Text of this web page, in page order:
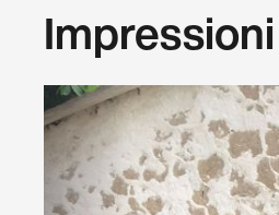
Impressioni